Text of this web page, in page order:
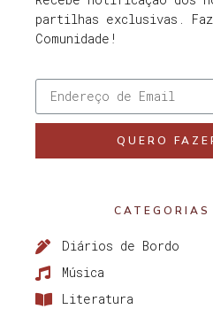
partilhas exclusivas.
Comunidade!
QUERO
CATEGORIAS
Diários de Bordo
Música
Literatura